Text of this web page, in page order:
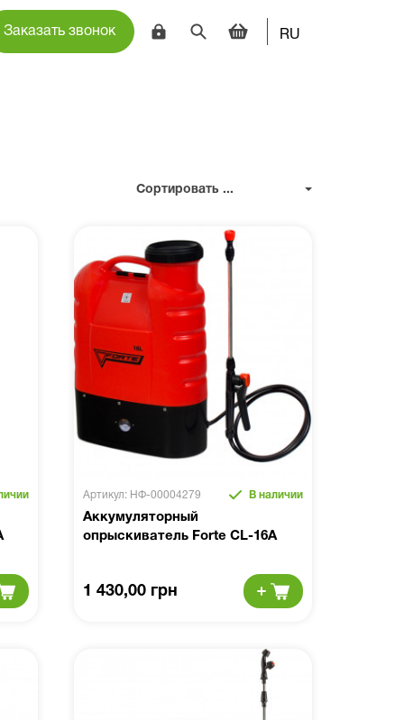
Заказать звонок RU
Сортировать ...
Артикул: НФ-00004279 В наличии
Аккумуляторный
опрыскиватель Forte CL-16A
1 430,00 грн